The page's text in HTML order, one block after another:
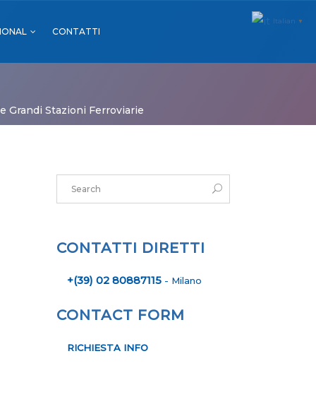
MALL & GDO
SPORT
EVENTI
CONTATTI
SPORT
Grandi Stazioni Ferroviarie
CONTATTI DIRETTI
+(39) 02 80887115 - Milano
CONTACT FORM
RICHIESTA INFO
Italian ▼